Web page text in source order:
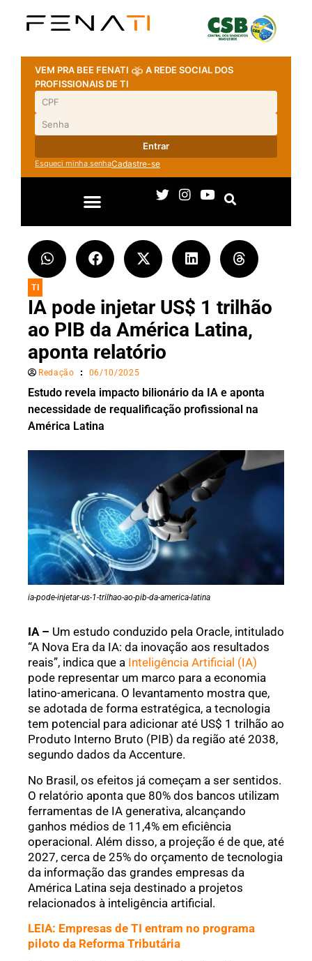
VEM PRA BEE FENATI
A REDE SOCIAL DOS
PROFISSIONAIS DE TI
Entrar
Esqueci minha senhaCadastre-se
TI
IA pode injetar US$ 1 trilhão
ao PIB da América Latina,
aponta relatório
Redação 06/10/2025
Estudo revela impacto bilionário da IA e aponta
necessidade de requalificação profissional na
América Latina
ia-pode-injetar-us-1-trilhao-ao-pib-da-america-latina
IA – Um estudo conduzido pela Oracle, intitulado
“A Nova Era da IA: da inovação aos resultados
reais”, indica que a Inteligência Artificial (IA)
pode representar um marco para a economia
latino-americana. O levantamento mostra que,
se adotada de forma estratégica, a tecnologia
tem potencial para adicionar até US$ 1 trilhão ao
Produto Interno Bruto (PIB) da região até 2038,
segundo dados da Accenture.
No Brasil, os efeitos já começam a ser sentidos.
O relatório aponta que 80% dos bancos utilizam
ferramentas de IA generativa, alcançando
ganhos médios de 11,4% em eficiência
operacional. Além disso, a projeção é de que, até
2027, cerca de 25% do orçamento de tecnologia
da informação das grandes empresas da
América Latina seja destinado a projetos
relacionados à inteligência artificial.
LEIA: Empresas de TI entram no programa
piloto da Reforma Tributária